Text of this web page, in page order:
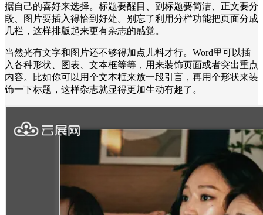
据自己的喜好来选择。标题要醒目、副标题要简洁、正文要分
段、图片要插入得恰到好处。别忘了利用分栏功能把页面分成
几栏，这样排版起来更有杂志的感觉。
当然光有文字和图片还不够得加点儿料才行。Word里可以插
入各种形状、图表、文本框等等，用来装饰页面或者突出重点
内容。比如你可以用个文本框来放一段引言，再用个形状来装
饰一下标题，这样杂志就显得更加生动有趣了。